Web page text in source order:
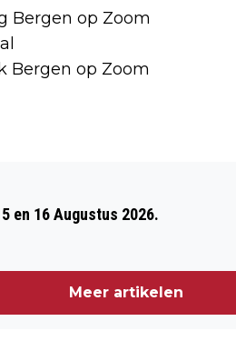
Bergen op Zoom
Bergen op Zoom
BIJ 250
en 16 Augustus 2026.
Meer artikelen